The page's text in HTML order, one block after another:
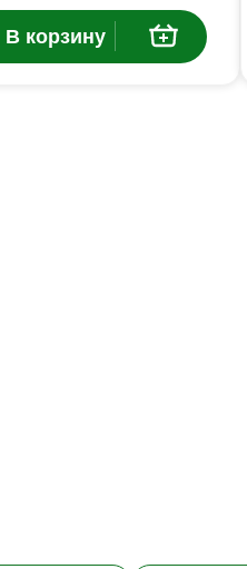
В корзину